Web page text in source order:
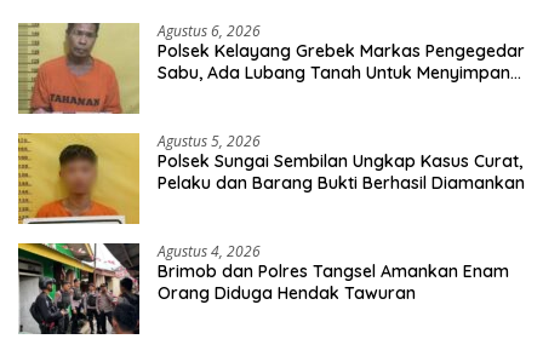
Agustus 6, 2026
Polsek Kelayang Grebek Markas Pengegedar
Sabu, Ada Lubang Tanah Untuk Menyimpan
Agustus 5, 2026
Polsek Sungai Sembilan Ungkap Kasus Curat,
Pelaku dan Barang Bukti Berhasil Diamankan
Agustus 4, 2026
Brimob dan Polres Tangsel Amankan Enam
Orang Diduga Hendak Tawuran